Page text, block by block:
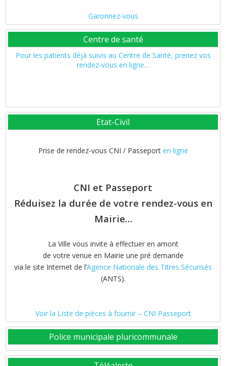
Garonnez-vous
Centre de santé
Pour les patients déjà suivis au Centre de Santé, prenez vos
rendez-vous en ligne…
Etat-Civil
Prise de rendez-vous CNI / Passeport en ligne
CNI et Passeport
Réduisez la durée de votre rendez-vous en
Mairie…
La Ville vous invite à effectuer en amont
de votre venue en Mairie une pré demande
via le site Internet de l’Agence Nationale des Titres Sécurisés
(ANTS).
Voir la Liste de pièces à fournir – CNI Passeport
Police municipale pluricommunale